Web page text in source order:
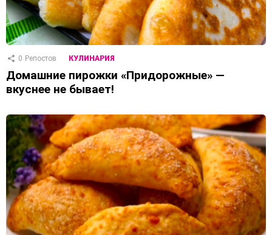
0 Репостов КУЛИНАРИЯ
Домашние пирожки «Придорожные» —
вкуснее не бывает!